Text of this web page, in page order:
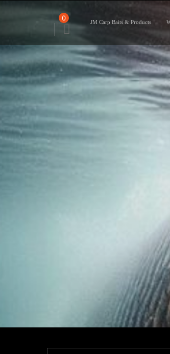
Ga
0
JM Carp Baits & Products